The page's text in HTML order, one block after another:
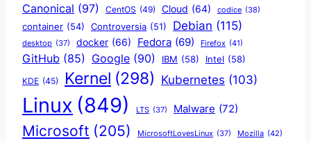
Canonical (97) CentOS (49) Cloud (64) codice (38)
container (54) Controversia (51) Debian (115)
desktop (37) docker (66) Fedora (69) Firefox (41)
GitHub (85) Google (90) IBM (58) Intel (58)
KDE (45) Kernel (298) Kubernetes (103)
Linux (849) LTS (37) Malware (72)
Microsoft (205) MicrosoftLovesLinux (37) Mozilla (42)